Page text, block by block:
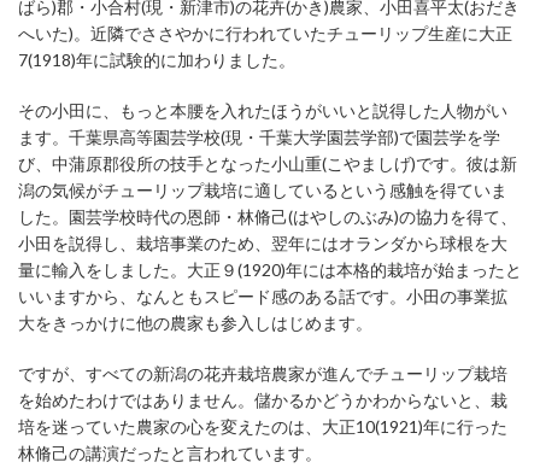
ばら)郡・小合村(現・新津市)の花卉(かき)農家、小田喜平太(おだき
へいた)。近隣でささやかに行われていたチューリップ生産に大正
7(1918)年に試験的に加わりました。
その小田に、もっと本腰を入れたほうがいいと説得した人物がい
ます。千葉県高等園芸学校(現・千葉大学園芸学部)で園芸学を学
び、中蒲原郡役所の技手となった小山重(こやましげ)です。彼は新
潟の気候がチューリップ栽培に適しているという感触を得ていま
した。園芸学校時代の恩師・林脩己(はやしのぶみ)の協力を得て、
小田を説得し、栽培事業のため、翌年にはオランダから球根を大
量に輸入をしました。大正９(1920)年には本格的栽培が始まったと
いいますから、なんともスピード感のある話です。小田の事業拡
大をきっかけに他の農家も参入しはじめます。
ですが、すべての新潟の花卉栽培農家が進んでチューリップ栽培
を始めたわけではありません。儲かるかどうかわからないと、栽
培を迷っていた農家の心を変えたのは、大正10(1921)年に行った
林脩己の講演だったと言われています。